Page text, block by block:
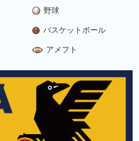
野球
バスケットボール
アメフト